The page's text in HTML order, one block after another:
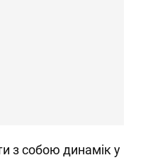
з собою динамік у